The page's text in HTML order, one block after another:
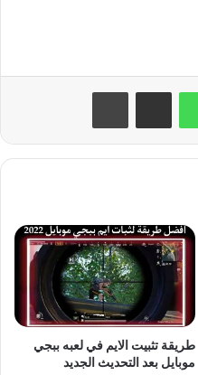
واتساب
طريقة تثبيت الايم في لعبه ببجي
موبايل بعد التحديث الجديد